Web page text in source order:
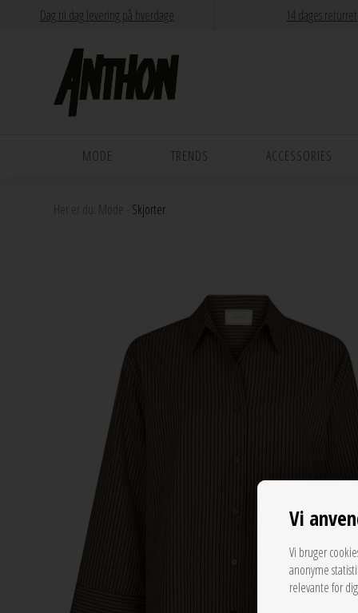
Vi
Vi bruger
anonyme
relevante for
Dag til dag levering på hverdage 14 dages returret
MODE TRENDS ACCESSORIES
Her er du: Mode Skjorter